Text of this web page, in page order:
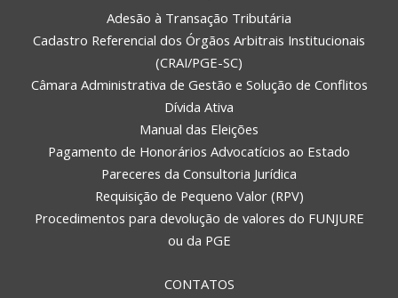
Adesão à Transação Tributária
Cadastro Referencial dos Órgãos Arbitrais Institucionais
(CRAI/PGE-SC)
Câmara Administrativa de Gestão e Solução de Conflitos
Dívida Ativa
Manual das Eleições
Pagamento de Honorários Advocatícios ao Estado
Pareceres da Consultoria Jurídica
Requisição de Pequeno Valor (RPV)
Procedimentos para devolução de valores do FUNJURE
ou da PGE
CONTATOS